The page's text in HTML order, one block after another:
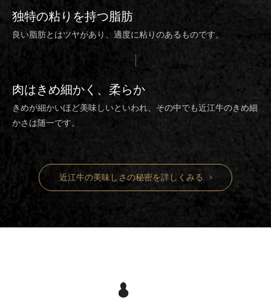
独特の粘り を持つ脂肪
良い脂肪とはツヤがあり、適度に粘りのあるものです。
肉は きめ細かく、柔らか
きめが細かいほど美味しいといわれ、その中でも近江牛のきめ細
かさは随一です。
近江牛の美味しさの秘密を詳しくみる